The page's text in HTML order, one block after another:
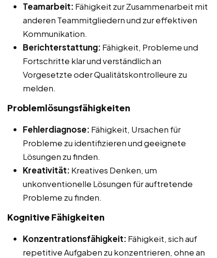
Teamarbeit: Fähigkeit zur Zusammenarbeit mit
anderen Teammitgliedern und zur effektiven
Kommunikation.
Berichterstattung: Fähigkeit, Probleme und
Fortschritte klar und verständlich an
Vorgesetzte oder Qualitätskontrolleure zu
melden.
Problemlösungsfähigkeiten
Fehlerdiagnose: Fähigkeit, Ursachen für
Probleme zu identifizieren und geeignete
Lösungen zu finden.
Kreativität: Kreatives Denken, um
unkonventionelle Lösungen für auftretende
Probleme zu finden.
Kognitive Fähigkeiten
Konzentrationsfähigkeit: Fähigkeit, sich auf
repetitive Aufgaben zu konzentrieren, ohne an